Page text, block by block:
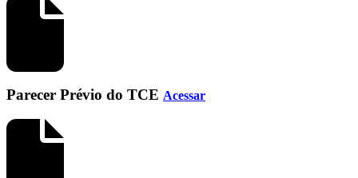
Parecer Prévio do TCE Acessar